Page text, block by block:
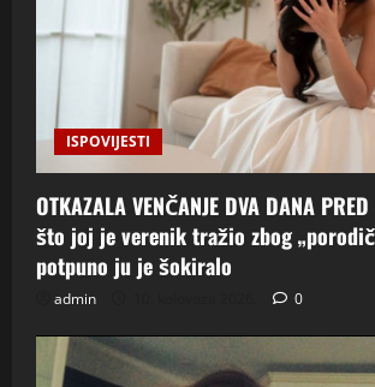
ISPOVIJESTI
OTKAZALA VENČANJE DVA DANA
što joj je verenik tražio zbog
potpuno ju je šokiralo
admin 0